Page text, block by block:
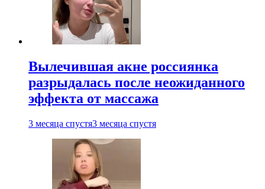
Вылечившая акне россиянка
разрыдалась после неожиданного
эффекта от массажа
3 месяца спустя3 месяца спустя